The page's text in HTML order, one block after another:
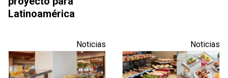
Latinoamérica
Noticias Noticias